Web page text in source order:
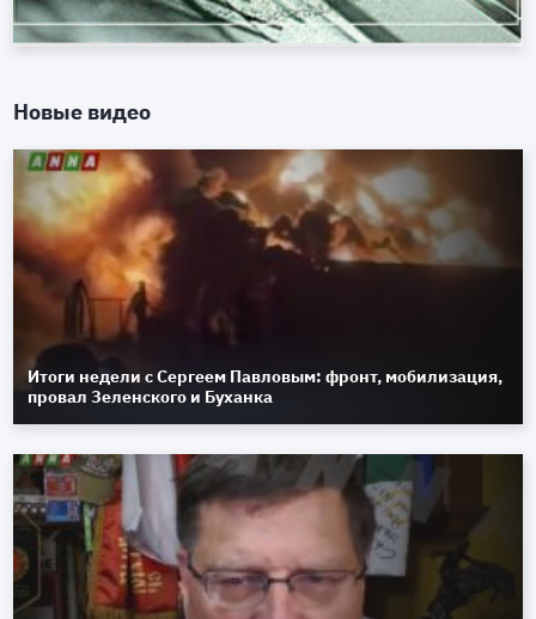
Новые видео
Итоги недели с Сергеем Павловым: фронт, мобилизация,
провал Зеленского и Буханка